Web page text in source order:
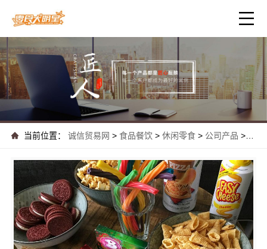
当前位置： 诚信贸易网> 食品餐饮 > 休闲零食> 公司产品 >